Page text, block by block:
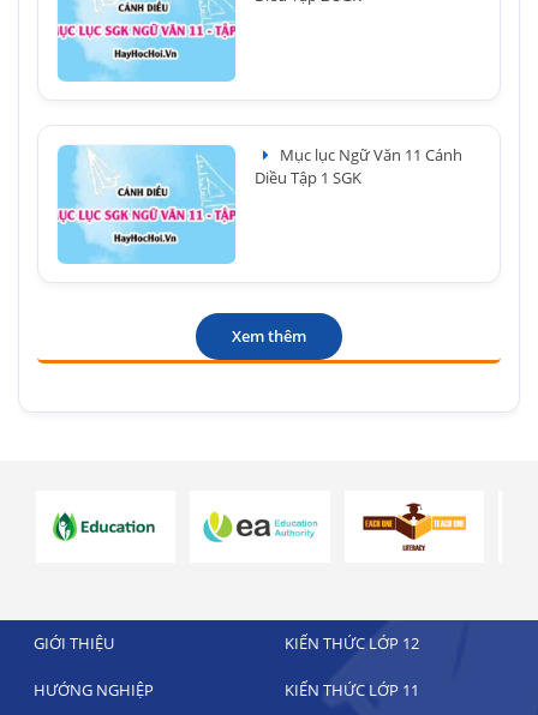
Mục lục Ngữ Văn 11 Cánh
Diều Tập 1 SGK
Xem thêm
GIỚI THIỆU KIẾN THỨC LỚP 12
HƯỚNG NGHIỆP KIẾN THỨC LỚP 11